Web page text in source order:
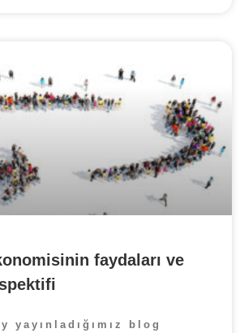
faydaları ve
yayınladığımız blog